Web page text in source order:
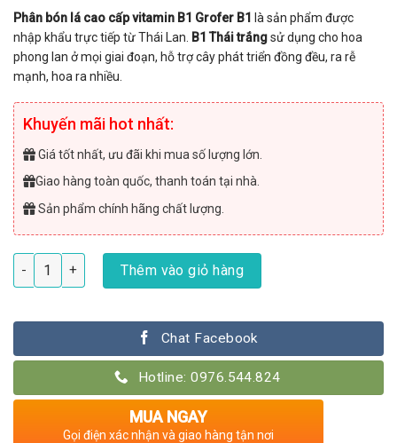
Phân bón lá cao cấp vitamin B1 Grofer B1
là sản phẩm được
nhập khẩu trực tiếp từ Thái Lan.
B1 Thái trắngsử dụng cho hoa
phong lan ở mọi giai đoạn, hỗ trợ cây phát triển đồng đều, ra rễ
mạnh, hoa ra nhiều.
Khuyến mãi hot nhất:
Giá tốt nhất, ưu đãi khi mua số lượng lớn.
Giao hàng toàn quốc, thanh toán tại nhà.
Sản phẩm chính hãng chất lượng.
Phân bón lá cao cấp vitamin B1 Grofer B1 đậm đặc số lượng
Thêm vào giỏ hàng
Chat Facebook
Hotline: 0976.544.824
MUA NGAY
Gọi điện xác nhận và giao hàng tận nơi